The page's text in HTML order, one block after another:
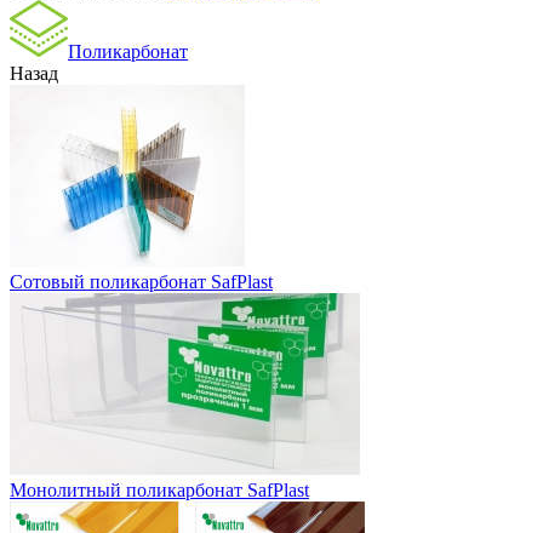
Поликарбонат
Назад
Сотовый поликарбонат SafPlast
Монолитный поликарбонат SafPlast